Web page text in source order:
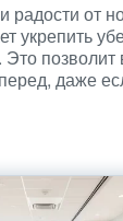
радости от
укрепить
Это
даже